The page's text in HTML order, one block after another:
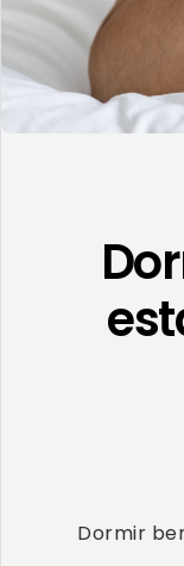
Dormir